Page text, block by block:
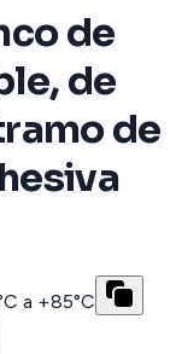
de
de
de
a +85°C